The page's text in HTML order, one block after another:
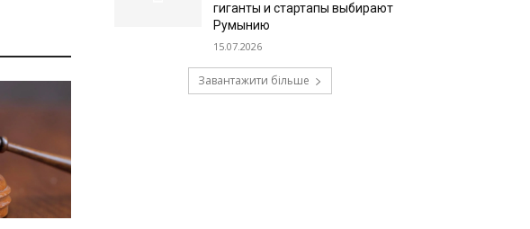
гиганты и стартапы выбирают
Румынию
15.07.2026
Завантажити більше